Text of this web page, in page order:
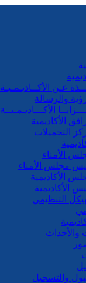
عـن الأكــاديـمـيـة
والرسالة
الأكـــاديـمـيــة
الأكاديمية
التحميلات
الأمناء
مجلس الأمناء
الأكاديمية
الأكاديمية
التنظيمي
والأحداث
والتسجيل